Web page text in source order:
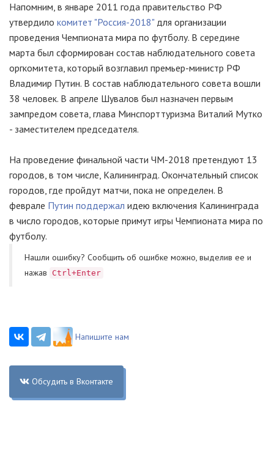
Напомним, в январе 2011 года правительство РФ
утвердило комитет "Россия-2018"для организации
проведения Чемпионата мира по футболу. В середине
марта был сформирован состав наблюдательного совета
оргкомитета, который возглавил премьер-министр РФ
Владимир Путин. В состав наблюдательного совета вошли
38 человек. В апреле Шувалов был назначен первым
зампредом совета, глава Минспорттуризма Виталий Мутко
- заместителем председателя.
На проведение финальной части ЧМ-2018 претендуют 13
городов, в том числе, Калининград. Окончательный список
городов, где пройдут матчи, пока не определен. В
феврале Путин поддержал идею включения Калининграда
в число городов, которые примут игры Чемпионата мира по
футболу.
Нашли ошибку? Cообщить об ошибке можно, выделив ее и
нажав
Ctrl+Enter
Напишите нам
Обсудить в Вконтакте